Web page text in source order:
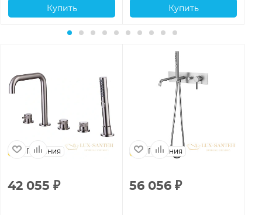
Купить Купить
Германия
42 055 ₽
Германия
56 056 ₽